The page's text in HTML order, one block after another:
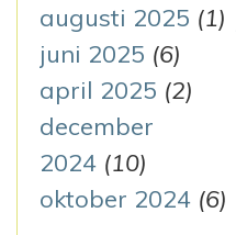
augusti 2025 (1)
juni 2025 (6)
april 2025 (2)
december
2024 (10)
oktober 2024 (6)